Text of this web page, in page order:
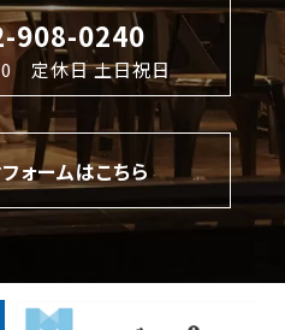
908-0240
定休日 土日祝日
ォームはこちら